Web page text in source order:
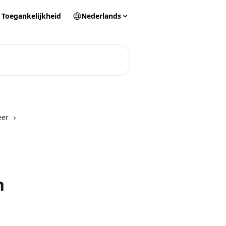
Toegankelijkheid Nederlands